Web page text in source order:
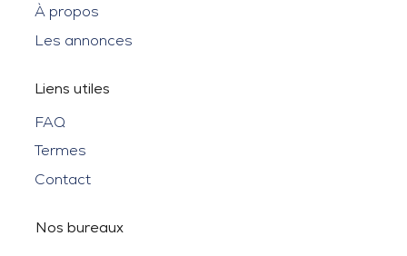
À propos
Les annonces
Liens utiles
FAQ
Termes
Contact
Nos bureaux